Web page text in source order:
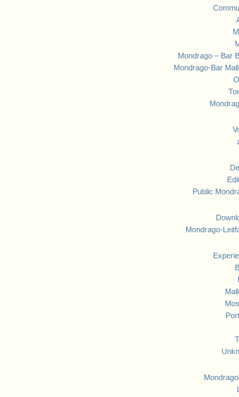
Mondrago – Bar
Mondrago-Bar
Public
Mondrago-